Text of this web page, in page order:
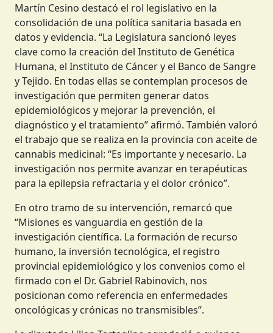
Martín Cesino destacó el rol legislativo en la
consolidación de una política sanitaria basada en
datos y evidencia. “La Legislatura sancionó leyes
clave como la creación del Instituto de Genética
Humana, el Instituto de Cáncer y el Banco de Sangre
y Tejido. En todas ellas se contemplan procesos de
investigación que permiten generar datos
epidemiológicos y mejorar la prevención, el
diagnóstico y el tratamiento” afirmó. También valoró
el trabajo que se realiza en la provincia con aceite de
cannabis medicinal: “Es importante y necesario. La
investigación nos permite avanzar en terapéuticas
para la epilepsia refractaria y el dolor crónico”.
En otro tramo de su intervención, remarcó que
“Misiones es vanguardia en gestión de la
investigación científica. La formación de recurso
humano, la inversión tecnológica, el registro
provincial epidemiológico y los convenios como el
firmado con el Dr. Gabriel Rabinovich, nos
posicionan como referencia en enfermedades
oncológicas y crónicas no transmisibles”.